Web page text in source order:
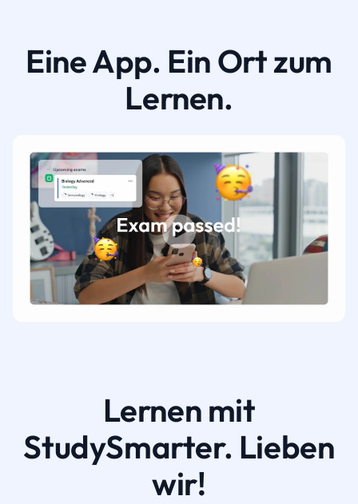
Eine App. Ein Ort zum
Lernen.
Lernen mit
StudySmarter. Lieben
wir!